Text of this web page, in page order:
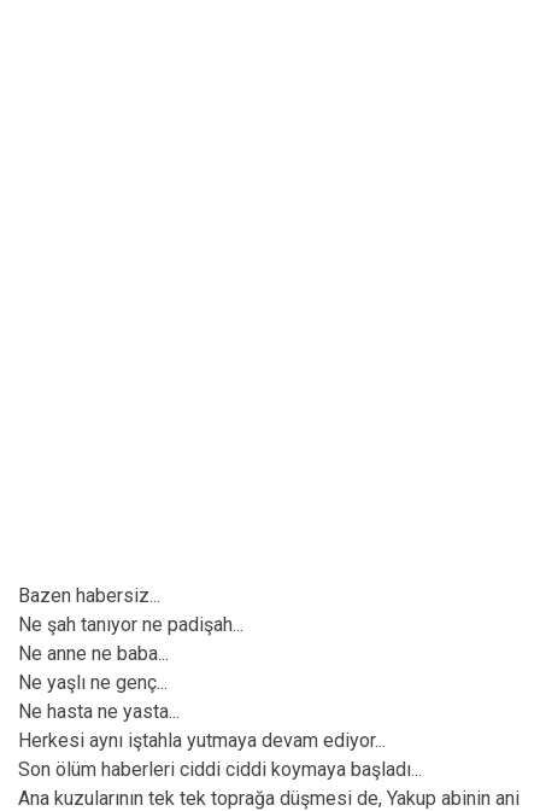
Bazen habersiz...
Ne şah tanıyor ne padişah...
Ne anne ne baba...
Ne yaşlı ne genç...
Ne hasta ne yasta...
Herkesi aynı iştahla yutmaya devam ediyor...
Son ölüm haberleri ciddi ciddi koymaya başladı...
Ana kuzularının tek tek toprağa düşmesi de, Yakup abinin ani